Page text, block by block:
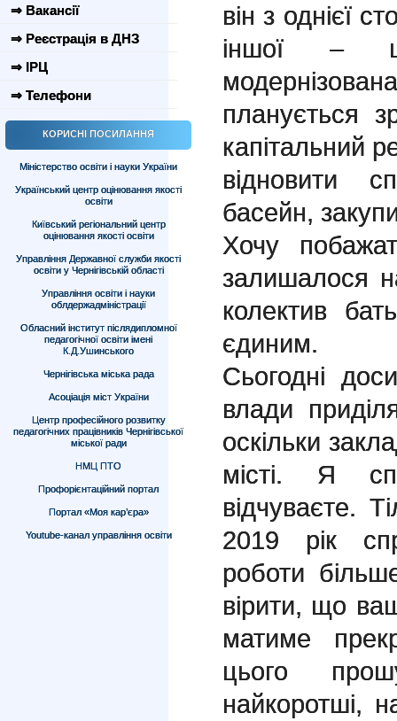
⇒ Вакансії
⇒ Реєстрація в ДНЗ
⇒ ІРЦ
⇒ Телефони
КОРИСНІ ПОСИЛАННЯ
Міністерство освіти і науки України
Український центр оцінювання якості
освіти
Київський регіональний центр
оцінювання якості освіти
Управління Державної служби якості
освіти у Чернігівській області
Управління освіти і науки
облдержадміністрації
Обласний інститут післядипломної
педагогічної освіти імені
К.Д.Ушинського
Чернігівська міська рада
Асоціація міст України
Центр професійного розвитку
педагогічних працівників Чернігівської
міської ради
НМЦ ПТО
Профорієнтаційний портал
Портал «Моя кар’єра»
Youtube-канал управління освіти
він з однієї
іншої –
планується
капітальний
відновити
басейн,
Хочу
залишалося
колектив
єдиним.
Сьогодні
влади
оскільки
місті. Я
відчуваєте.
2019 рік
роботи
вірити, що
матиме
цього
найкоротші,